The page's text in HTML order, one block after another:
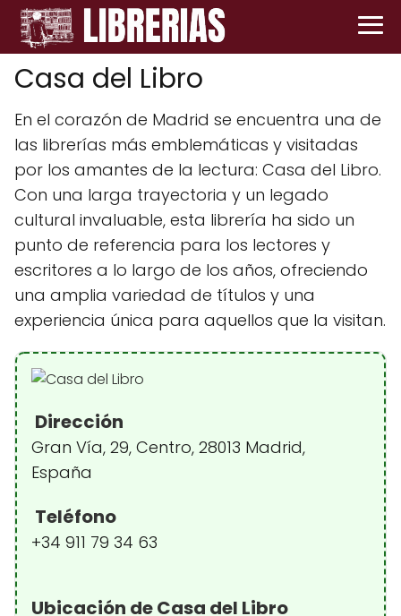
Casa del Libro
En el corazón de Madrid se encuentra una de
las librerías más emblemáticas y visitadas
por los amantes de la lectura: Casa del Libro.
Con una larga trayectoria y un legado
cultural invaluable, esta librería ha sido un
punto de referencia para los lectores y
escritores a lo largo de los años, ofreciendo
una amplia variedad de títulos y una
experiencia única para aquellos que la visitan.
Dirección
Gran Vía, 29, Centro, 28013 Madrid,
España
Teléfono
+34 911 79 34 63
Ubicación de Casa del Libro